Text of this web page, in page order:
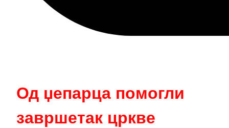
Од џепарца помогли
завршетак цркве